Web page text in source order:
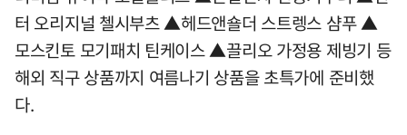
터 오리지널 첼시부츠 ▲헤드앤숄더 스트렝스 샴푸 ▲
모스킨토 모기패치 틴케이스 ▲끌리오 가정용 제빙기 등
해외 직구 상품까지 여름나기 상품을 초특가에 준비했
다.